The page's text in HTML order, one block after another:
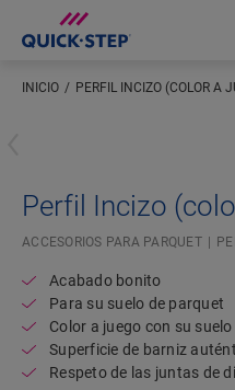
INICIO PERFIL INCIZO (COLOR A
Perfil Incizo
ACCESORIOS PARA PARQUET
Acabado bonito
Para su suelo de parquet
Color a juego con su suelo
Superficie de barniz
Respeto de las juntas de